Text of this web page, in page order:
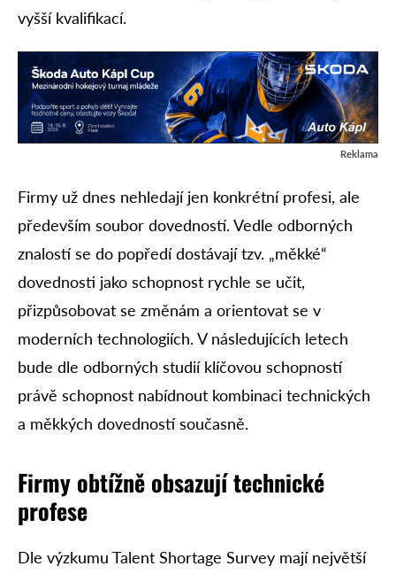
vyšší kvalifikací.
Reklama
Firmy už dnes nehledají jen konkrétní profesi, ale
především soubor dovedností. Vedle odborných
znalostí se do popředí dostávají tzv. „měkké“
dovednosti jako schopnost rychle se učit,
přizpůsobovat se změnám a orientovat se v
moderních technologiích. V následujících letech
bude dle odborných studií klíčovou schopností
právě schopnost nabídnout kombinaci technických
a měkkých dovedností současně.
Firmy obtížně obsazují technické
profese
Dle výzkumu Talent Shortage Survey mají největší